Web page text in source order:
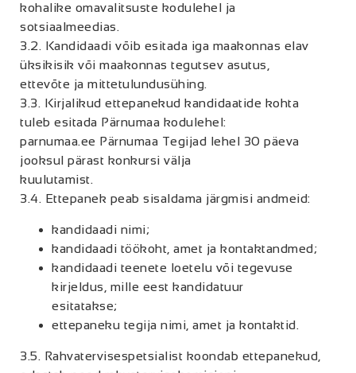
kohalike omavalitsuste kodulehel ja
sotsiaalmeedias.
3.2. Kandidaadi võib esitada iga maakonnas elav
üksikisik või maakonnas tegutsev asutus,
ettevõte ja mittetulundusühing.
3.3. Kirjalikud ettepanekud kandidaatide kohta
tuleb esitada Pärnumaa kodulehel:
parnumaa.ee Pärnumaa Tegijad lehel 30 päeva
jooksul pärast konkursi välja
kuulutamist.
3.4. Ettepanek peab sisaldama järgmisi andmeid:
kandidaadi nimi;
kandidaadi töökoht, amet ja kontaktandmed;
kandidaadi teenete loetelu või tegevuse
kirjeldus, mille eest kandidatuur
esitatakse;
ettepaneku tegija nimi, amet ja kontaktid.
3.5. Rahvatervisespetsialist koondab ettepanekud,